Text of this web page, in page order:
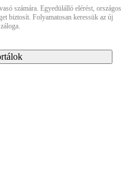
számára. Egyedülálló elérést, országos
biztosít. Folyamatosan keressük az új